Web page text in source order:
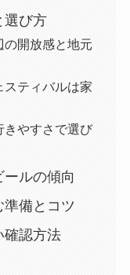
選び方
の開放感と地元
ティバルは家
きやすさで選び
ルの傾向
備とコツ
確認方法